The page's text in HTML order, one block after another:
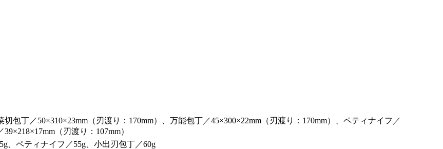
包丁／50×310×23mm（刃渡り：170mm）、万能包丁／45×300×22mm（刃渡り：170mm）、ペティナイフ／
（刃渡り：107mm）
、ペティナイフ／55g、小出刃包丁／60g